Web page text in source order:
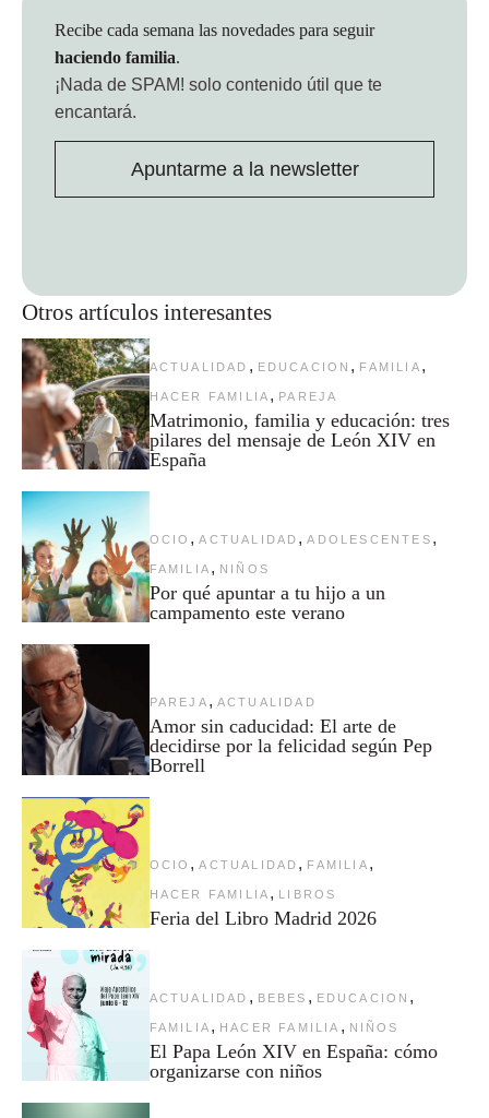
Otros artículos interesantes
ACTUALIDAD , EDUCACION , FAMILIA ,
HACER FAMILIA , PAREJA
Matrimonio, familia y educación: tres
pilares del mensaje de León XIV en
España
OCIO , ACTUALIDAD , ADOLESCENTES ,
FAMILIA , NIÑOS
Por qué apuntar a tu hijo a un
campamento este verano
PAREJA , ACTUALIDAD
Amor sin caducidad: El arte de
decidirse por la felicidad según Pep
Borrell
OCIO , ACTUALIDAD , FAMILIA ,
HACER FAMILIA , LIBROS
Feria del Libro Madrid 2026
ACTUALIDAD , BEBES , EDUCACION ,
FAMILIA , HACER FAMILIA , NIÑOS
El Papa León XIV en España: cómo
organizarse con niños
Recibe cada semana las novedades para seguir
haciendo familia.
¡Nada de SPAM! solo contenido útil que te
encantará.
Apuntarme a la newsletter